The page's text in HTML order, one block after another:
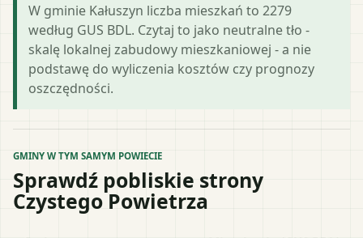
W gminie Kałuszyn liczba mieszkań to 2279
według GUS BDL. Czytaj to jako neutralne tło -
skalę lokalnej zabudowy mieszkaniowej - a nie
podstawę do wyliczenia kosztów czy prognozy
oszczędności.
GMINY W TYM SAMYM POWIECIE
Sprawdź pobliskie strony
Czystego Powietrza